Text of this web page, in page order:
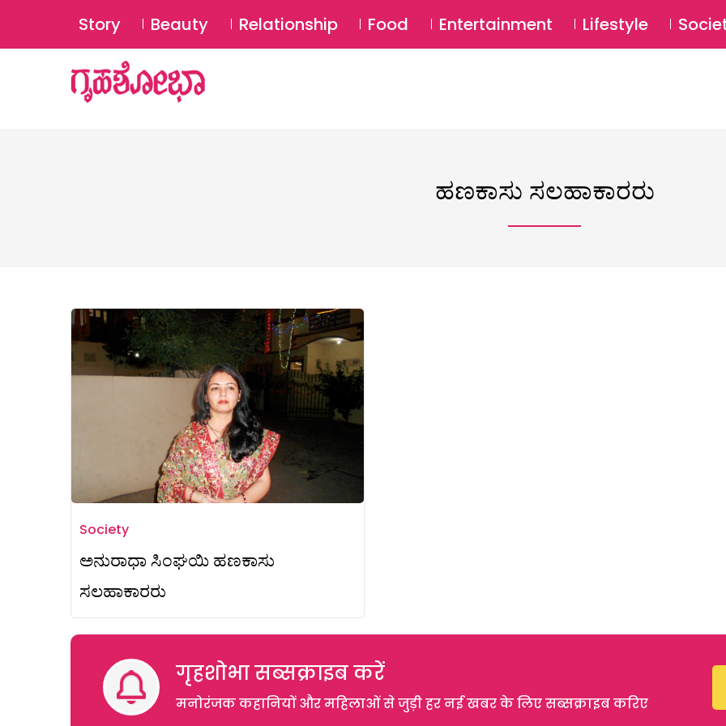
Story Beauty Relationship Food Entertainment Lifestyle
ಹಣಕಾಸು ಸಲಹಾಕಾರರು
Society
ಅನುರಾಧಾ ಸಿಂಘಯಿ ಹಣಕಾಸು
ಸಲಹಾಕಾರರು
गृहशोभा सब्सक्राइब करें
मनोरंजक कहानियों और महिलाओं से जुड़ी हर नई खबर के लिए सब्सक्राइब करिए